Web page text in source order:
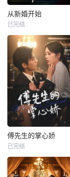
从新婚开始
已完结
傅先生的掌心娇
已完结